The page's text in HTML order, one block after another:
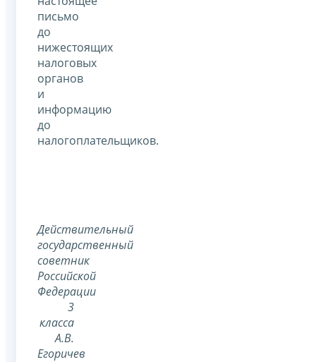
письмо
до
нижестоящих
налоговых
органов
и
информацию
до
налогоплательщиков.
Действительный
государственный
советник
Российской
Федерации
3
класса
А.В.
Егоричев